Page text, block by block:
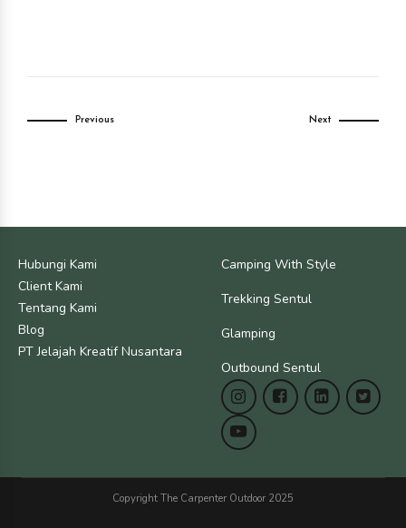
Previous Next
Hubungi Kami
Client Kami
Tentang Kami
Blog
PT Jelajah Kreatif Nusantara
Camping With Style
Trekking Sentul
Glamping
Outbound Sentul
Copyright The Carpenter Outdoor 2025